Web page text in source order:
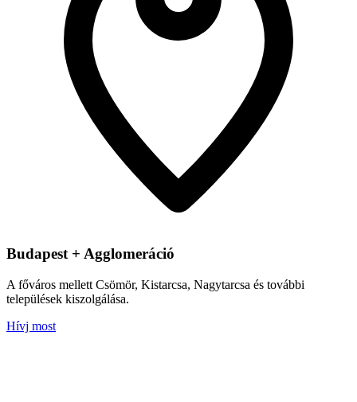
Budapest + Agglomeráció
A főváros mellett Csömör, Kistarcsa, Nagytarcsa és további
települések kiszolgálása.
Hívj most